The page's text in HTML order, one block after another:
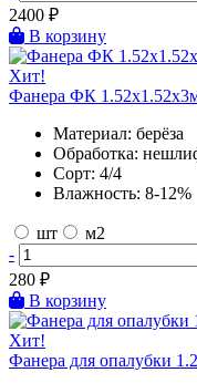
2400 ₽
В корзину
Хит!
Фанера ФК
Материал: берёза
Обработка:
Сорт: 4/4
Влажность: 8-12%
шт
м2
-
280 ₽
В корзину
Хит!
Фанера для опалубки